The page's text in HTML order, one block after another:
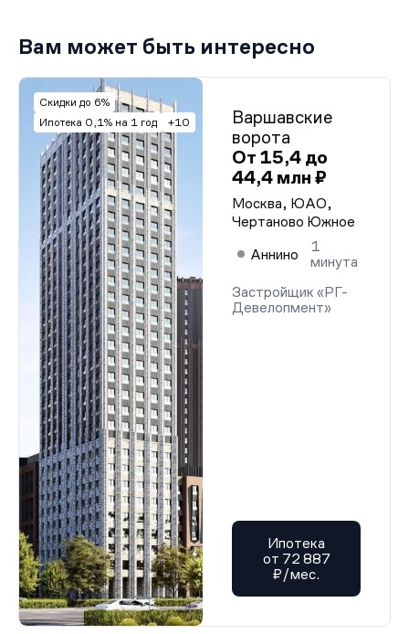
Вам может быть интересно
Скидки до 6%
Ипотека 0,1% на 1 год
+10
Варшавские
ворота
От 15,4 до
44,4 млн ₽
Москва, ЮАО,
Чертаново Южное
Аннино
1
минута
Застройщик «РГ-
Девелопмент»
Ипотека
от 72 887
₽/мес.